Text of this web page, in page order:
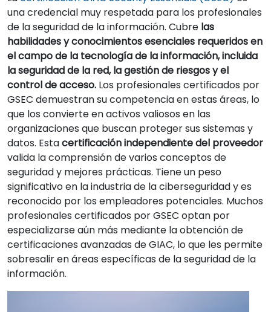
una credencial muy respetada para los profesionales
de la seguridad de la información. Cubre las
habilidades y conocimientos esenciales requeridos en
el campo de la tecnología de la información, incluida
la seguridad de la red, la gestión de riesgos y el
control de acceso. Los profesionales certificados por
GSEC demuestran su competencia en estas áreas, lo
que los convierte en activos valiosos en las
organizaciones que buscan proteger sus sistemas y
datos. Estacertificación independiente del proveedor
valida la comprensión de varios conceptos de
seguridad y mejores prácticas. Tiene un peso
significativo en la industria de la ciberseguridad y es
reconocido por los empleadores potenciales. Muchos
profesionales certificados por GSEC optan por
especializarse aún más mediante la obtención de
certificaciones avanzadas de GIAC, lo que les permite
sobresalir en áreas específicas de la seguridad de la
información.